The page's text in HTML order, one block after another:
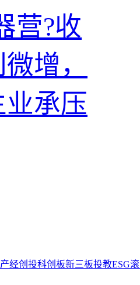
产经创投科创板新三板投教ESG